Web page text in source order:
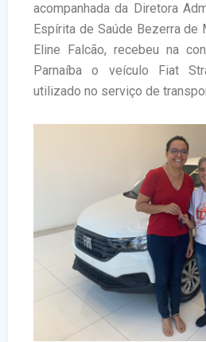
acompanhada da Diretora
Espírita de Saúde Bezerra de
Eline Falcão, recebeu na
Parnaíba o veículo Fiat
utilizado no serviço de